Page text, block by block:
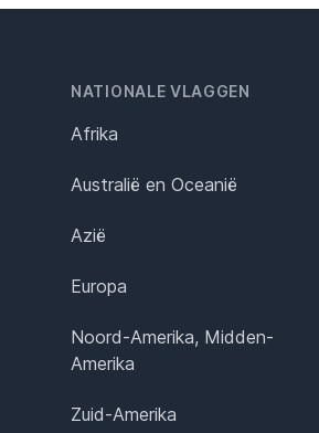
NATIONALE VLAGGEN
Afrika
Australië en Oceanië
Azië
Europa
Noord-Amerika, Midden-
Amerika
Zuid-Amerika